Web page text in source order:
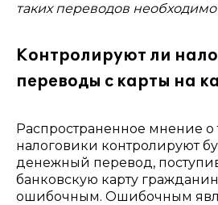
таких переводов
Контролируют ли
переводы с карты на
Распространенное мнение о
налоговики контролируют
денежный перевод,
банковскую карту
ошибочным. Ошибочным